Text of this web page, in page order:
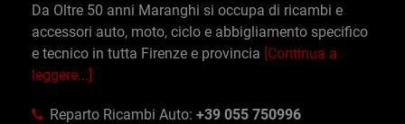
Da Oltre 50 anni Maranghi si occupa di ricambi e
accessori auto, moto, ciclo e abbigliamento specifico
e tecnico in tutta Firenze e provincia [Continua a
leggere...]
Reparto Ricambi Auto: +39 055 750996